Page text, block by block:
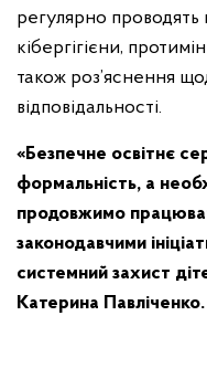
регулярно проводять
кібергігієни,
також роз’яснення
відповідальності.
«Безпечне освітнє
формальність, а
продовжимо
законодавчими
системний захист
Катерина Павліченко.